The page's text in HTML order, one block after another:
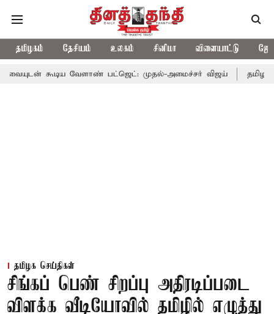
தமிழகம் தேசியம் உலகம் சினிமா விளையாட்டு
வேளாண் பட்ஜெட்: முதல்-அமைச்சர் விஜய் தமிழக
தமிழக செய்திகள்
சிங்கப் பெண் சிறப்பு அதிரடிப்படை
விளக்க வீடியோவில் தமிழில் எழுத்து